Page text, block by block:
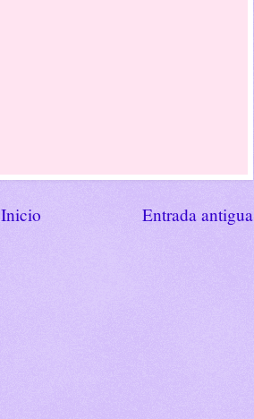
Entrada antigua
Inicio